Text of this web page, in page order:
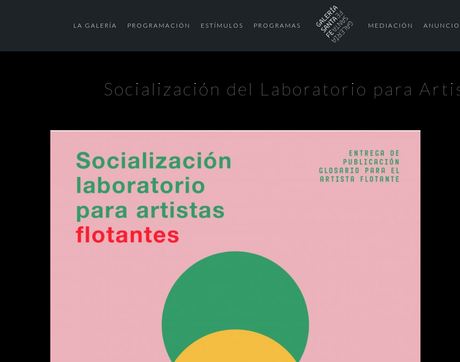
LA GALERÍA PROGRAMACIÓN ESTÍMULOS PROGRAMAS MEDIACIÓN
Socialización del Laboratorio para